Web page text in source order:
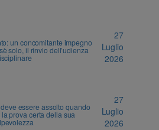
un concomitante impegno
solo, il rinvio dell’udienza
27
Luglio
2026
essere assolto quando
prova certa della sua
27
Luglio
2026